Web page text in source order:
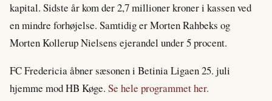
kapital. Sidste år kom der 2,7 millioner kroner i kassen ved
en mindre forhøjelse. Samtidig er Morten Rahbeks og
Morten Kollerup Nielsens ejerandel under 5 procent.
FC Fredericia åbner sæsonen i Betinia Ligaen 25. juli
hjemme mod HB Køge. Se hele programmet her.